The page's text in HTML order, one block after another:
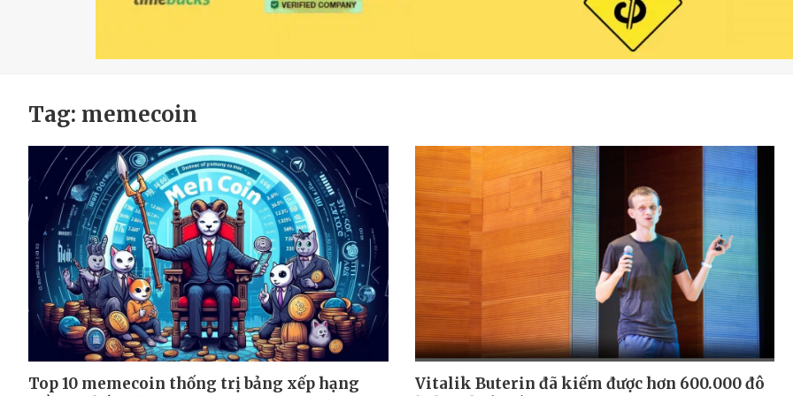
Tag: memecoin
Top 10 memecoin thống trị bảng xếp hạng
Vitalik Buterin đã kiếm được hơn 600.000 đô